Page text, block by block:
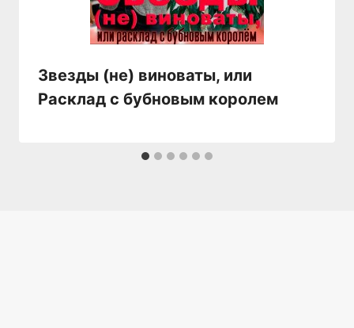
Звезды (не) виноваты, или
Расклад с бубновым королем